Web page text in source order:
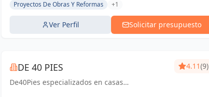
Proyectos De Obras Y Reformas
+1
Ver Perfil Solicitar presupuesto
DE 40 PIES
De40Pies especializados en casas
4.11(9)